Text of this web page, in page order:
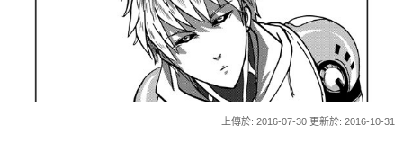
上傳於: 2016-07-30 更新於: 2016-10-31